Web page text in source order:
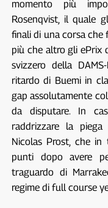
momento più
Rosenqvist, il quale
finali di una corsa
più che altro gli ePrix
svizzero della
ritardo di Buemi in
gap assolutamente
da disputare. In
raddrizzare la
Nicolas Prost, che
punti dopo avere
traguardo di
regime di full course